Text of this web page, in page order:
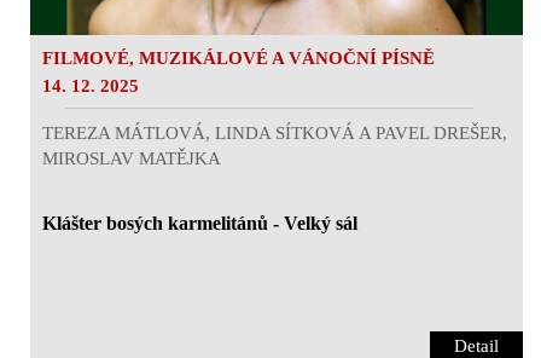
FILMOVÉ, MUZIKÁLOVÉ A VÁNOČNÍ PÍSNĚ
14. 12. 2025
TEREZA MÁTLOVÁ, LINDA SÍTKOVÁ A PAVEL DREŠER,
MIROSLAV MATĚJKA
Klášter bosých karmelitánů - Velký sál
Detail